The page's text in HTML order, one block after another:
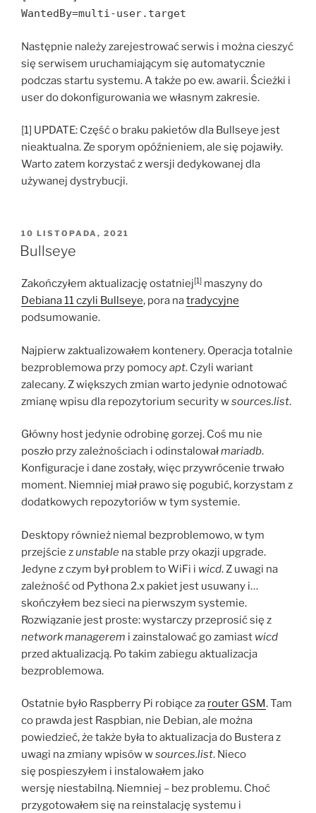
WantedBy=multi-user.target
Następnie należy zarejestrować serwis i można cieszyć
się serwisem uruchamiającym się automatycznie
podczas startu systemu. A także po ew. awarii. Ścieżki i
user do dokonfigurowania we własnym zakresie.
[1] UPDATE: Część o braku pakietów dla Bullseye jest
nieaktualna. Ze sporym opóźnieniem, ale się pojawiły.
Warto zatem korzystać z wersji dedykowanej dla
używanej dystrybucji.
OPUBLIKOWANE
W
10 LISTOPADA, 2021
Bullseye
Zakończyłem aktualizację ostatniej[1] maszyny do
Debiana 11 czyli Bullseye, pora natradycyjne
podsumowanie.
Najpierw zaktualizowałem kontenery. Operacja totalnie
bezproblemowa przy pomocyapt. Czyli wariant
zalecany. Z większych zmian warto jedynie odnotować
zmianę wpisu dla repozytorium security wsources.list.
Główny host jedynie odrobinę gorzej. Coś mu nie
poszło przy zależnościach i odinstalowałmariadb.
Konfiguracje i dane zostały, więc przywrócenie trwało
moment. Niemniej miał prawo się pogubić, korzystam z
dodatkowych repozytoriów w tym systemie.
Desktopy również niemal bezproblemowo, w tym
przejście zunstable na stable przy okazji upgrade.
Jedyne z czym był problem to WiFi i wicd. Z uwagi na
zależność od Pythona 2.x pakiet jest usuwany i…
skończyłem bez sieci na pierwszym systemie.
Rozwiązanie jest proste: wystarczy przeprosić się z
network managerem i zainstalować go zamiast wicd
przed aktualizacją. Po takim zabiegu aktualizacja
bezproblemowa.
Ostatnie było Raspberry Pi robiące za router GSM. Tam
co prawda jest Raspbian, nie Debian, ale można
powiedzieć, że także była to aktualizacja do Bustera z
uwagi na zmiany wpisów wsources.list. Nieco
się pospieszyłem i instalowałem jako
wersję niestabilną. Niemniej – bez problemu. Choć
przygotowałem się na reinstalację systemu i